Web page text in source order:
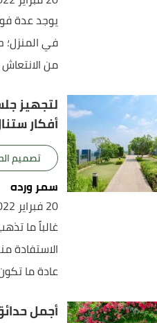
يوجد عدة
في
من الانتعاش
لتجهيز
أفكار
تصميم
سمر ورده
20 فبراير 2022
غالباً ما
الاستفادة
عادة ما
أجمل